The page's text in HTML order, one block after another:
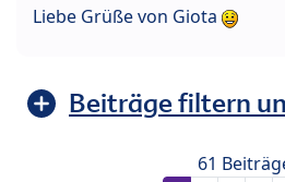
Liebe Grüße von Giota
Beiträge filtern
61